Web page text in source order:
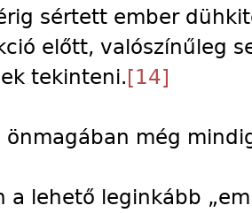
sértett ember
előtt, valószínűleg
tekinteni.[14]
önmagában még
a lehető leginkább